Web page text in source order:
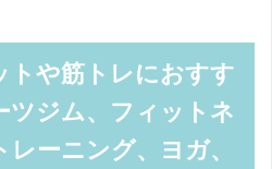
トや筋トレにおすす
ツジム、フィットネ
ーニング、ヨガ、